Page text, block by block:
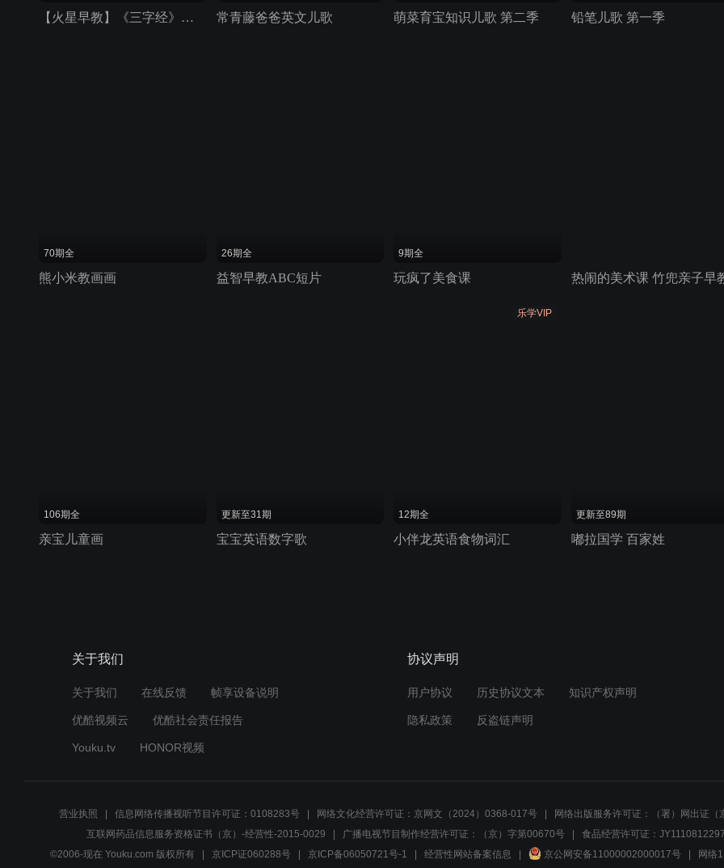
【火星早教】《三字经》朗读解析 2016 常青藤爸爸英文儿歌 萌菜育宝知识儿歌 第二季 铅笔儿歌 第一季
70期全
熊小米教画画
26期全
益智早教ABC短片
9期全
玩疯了美食课 热闹的美术课 竹兜亲子早
106期全
亲宝儿童画
更新至31期
宝宝英语数字歌
乐学VIP
12期全
小伴龙英语食物词汇
更新至89期
嘟拉国学 百家姓
关于我们
关于我们 在线反馈 帧享设备说明
优酷视频云 优酷社会责任报告
Youku.tv HONOR视频
协议声明
用户协议 历史协议文本 知识产权声明
隐私政策 反盗链声明
营业执照 信息网络传播视听节目许可证：0108283号 网络文化经营许可证：京网文（2024）0368-017号
网络出版服务许可证：（署）网出证（
互联网药品信息服务资格证书（京）-经营性-2015-0029
广播电视节目制作经营许可证：（京）字第00670号
食品经营许可证：
©2006-现在 Youku.com 版权所有
京ICP证060288号 京ICP备06050721号-1 经营性网站备案信息 京公网安备11000002000017号 网络